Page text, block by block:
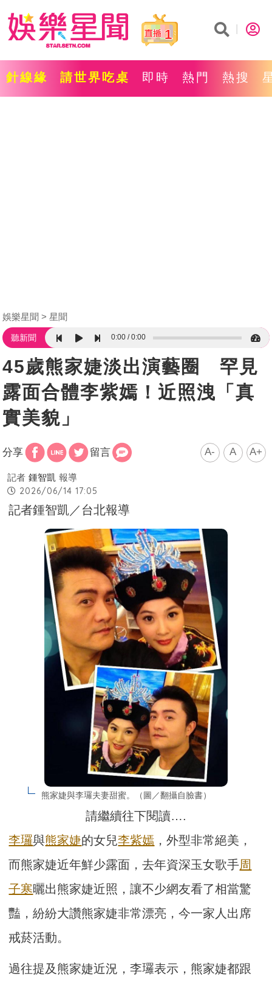
1
針線緣 請世界吃桌 即時 熱門 熱搜
娛樂星聞 星聞
聽新聞 0:00 0:00
45歲熊家婕淡出演藝圈 罕見
露面合體李紫嫣！近照洩「真
實美貌」
分享 留言 A- A A+
記者 鍾智凱 報導
2026/06/14 17:05
記者鍾智凱／台北報導
熊家婕與李㼈夫妻甜蜜。（圖／翻攝自臉書）
請繼續往下閱讀….
李㼈與熊家婕的女兒李紫嫣 ，外型非常絕美，
而熊家婕近年鮮少露面，去年資深玉女歌手周
子寒曬出熊家婕近照，讓不少網友看了相當驚
豔，紛紛大讚熊家婕非常漂亮，今一家人出席
戒菸活動。
過往提及熊家婕近況，李㼈表示，熊家婕都跟